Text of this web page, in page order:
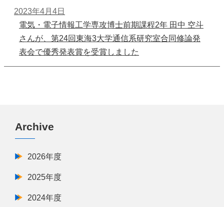
Archive
2026年度
2025年度
2024年度
2023年4月4日
電気・電子情報工学専攻博士前期課程2年 田中 空斗
さんが、第24回東海3大学通信系研究室合同修論発
表会で優秀発表賞を受賞しました